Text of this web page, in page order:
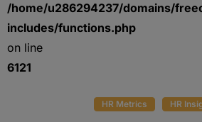
/home/u286294237/domains/
includes/functions.php
on line
6121
HR Metrics HR